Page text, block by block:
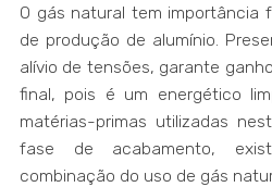
O gás natural tem importância
de produção de alumínio.
alívio de tensões, garante
final, pois é um energético
matérias-primas utilizadas
fase de acabamento,
combinação do uso de gás